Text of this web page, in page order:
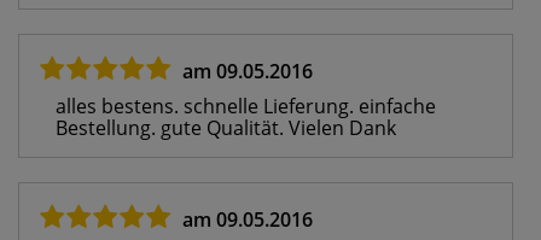
am 09.05.2016
alles bestens. schnelle Lieferung. einfache
Bestellung. gute Qualität. Vielen Dank
am 09.05.2016